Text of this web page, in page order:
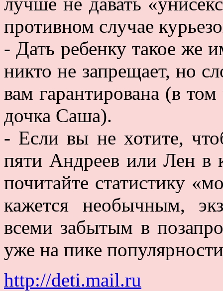
противном случае
- Дать ребенку такое же
никто не запрещает, но
вам гарантирована (в
дочка Саша).
- Если вы не хотите,
пяти Андреев или Лен в
почитайте статистику
кажется необычным,
всеми забытым в
уже на пике
http://deti.mail.ru